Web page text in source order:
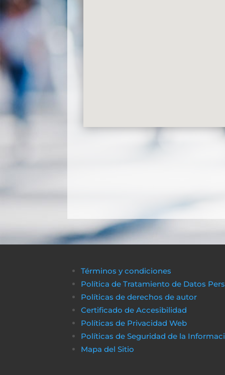
Términos y condiciones
Política de Tratamiento de Datos
Políticas de derechos de autor
Certificado de Accesibilidad
Políticas de Privacidad Web
Políticas de Seguridad de la
Mapa del Sitio